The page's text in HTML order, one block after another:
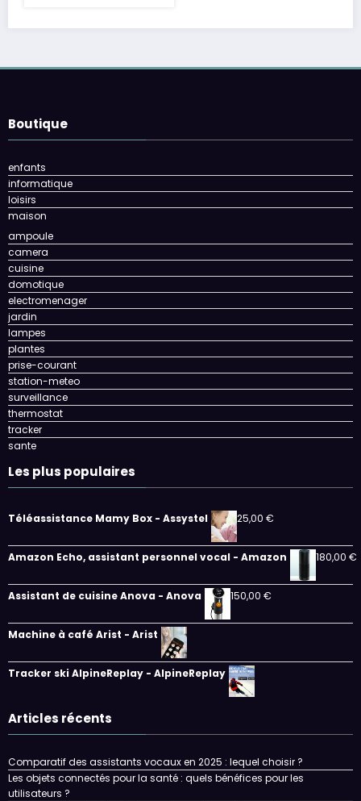
Boutique
enfants
informatique
loisirs
maison
ampoule
camera
cuisine
domotique
electromenager
jardin
lampes
plantes
prise-courant
station-meteo
surveillance
thermostat
tracker
sante
Les plus populaires
Téléassistance Mamy Box - Assystel 25,00 €
Amazon Echo, assistant personnel vocal - Amazon 180,00 €
Assistant de cuisine Anova - Anova 150,00 €
Machine à café Arist - Arist
Tracker ski AlpineReplay - AlpineReplay
Articles récents
Comparatif des assistants vocaux en 2025 : lequel choisir ?
Les objets connectés pour la santé : quels bénéfices pour les
utilisateurs ?